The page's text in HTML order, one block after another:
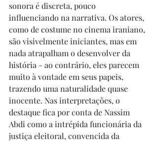
sonora é discreta, pouco
influenciando na narrativa. Os atores,
como de costume no cinema iraniano,
são visivelmente iniciantes, mas em
nada atrapalham o desenvolver da
história - ao contrário, eles parecem
muito à vontade em seus papeis,
trazendo uma naturalidade quase
inocente. Nas interpretações, o
destaque fica por conta de Nassim
Abdi como a intrépida funcionária da
justiça eleitoral, convencida da